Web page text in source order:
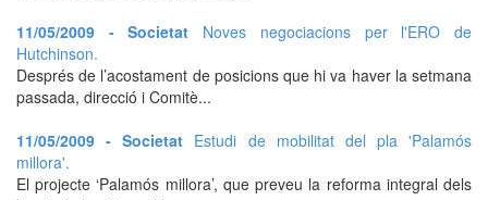
11/05/2009 - Societat Noves negociacions per l'ERO de
Hutchinson.
Després de l’acostament de posicions que hi va haver la setmana
passada, direcció i Comitè...
11/05/2009 - Societat Estudi de mobilitat del pla 'Palamós
millora'.
El projecte ‘Palamós millora’, que preveu la reforma integral dels